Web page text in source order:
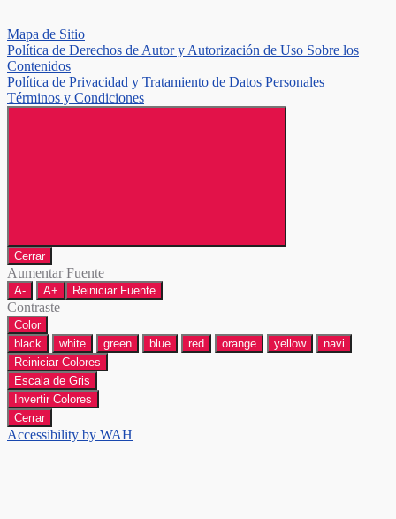
Mapa de Sitio
Política de Derechos de Autor y Autorización de Uso Sobre los
Contenidos
Política de Privacidad y Tratamiento de Datos Personales
Términos y Condiciones
Cerrar
Aumentar Fuente
A- A+ Reiniciar Fuente
Contraste
Color
black
white green blue red orange yellow
navi
Reiniciar Colores
Escala de Gris
Invertir Colores
Cerrar
Accessibility by WAH